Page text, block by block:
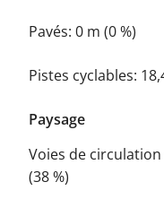
Pavés: 0 m (0 %)
Pistes cyclables:
Paysage
Voies de
(38 %)